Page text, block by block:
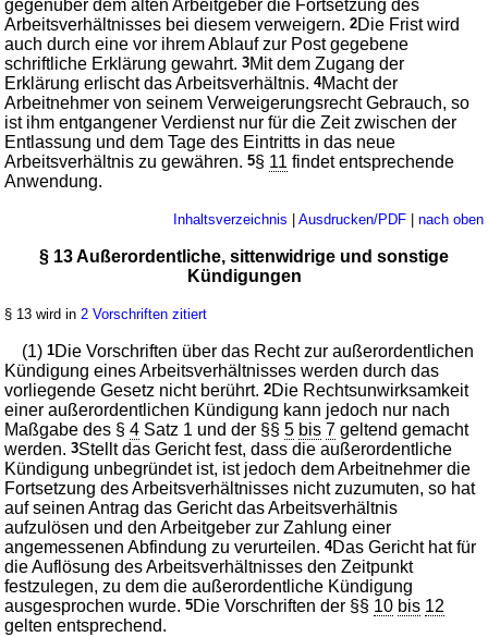
gegenüber dem alten Arbeitgeber die Fortsetzung des
Arbeitsverhältnisses bei diesem verweigern.2Die Frist wird
auch durch eine vor ihrem Ablauf zur Post gegebene
schriftliche Erklärung gewahrt.3Mit dem Zugang der
Erklärung erlischt das Arbeitsverhältnis.4Macht der
Arbeitnehmer von seinem Verweigerungsrecht Gebrauch, so
ist ihm entgangener Verdienst nur für die Zeit zwischen der
Entlassung und dem Tage des Eintritts in das neue
Arbeitsverhältnis zu gewähren.5§ 11 findet entsprechende
Anwendung.
Inhaltsverzeichnis Ausdrucken/PDF| nach oben
§ 13 Außerordentliche, sittenwidrige und sonstige
Kündigungen
§ 13 wird in2 Vorschriften zitiert
(1)1Die Vorschriften über das Recht zur außerordentlichen
Kündigung eines Arbeitsverhältnisses werden durch das
vorliegende Gesetz nicht berührt.2Die Rechtsunwirksamkeit
einer außerordentlichen Kündigung kann jedoch nur nach
Maßgabe des §4 Satz 1 und der §§5 bis 7 geltend gemacht
werden.3Stellt das Gericht fest, dass die außerordentliche
Kündigung unbegründet ist, ist jedoch dem Arbeitnehmer die
Fortsetzung des Arbeitsverhältnisses nicht zuzumuten, so hat
auf seinen Antrag das Gericht das Arbeitsverhältnis
aufzulösen und den Arbeitgeber zur Zahlung einer
angemessenen Abfindung zu verurteilen.4Das Gericht hat für
die Auflösung des Arbeitsverhältnisses den Zeitpunkt
festzulegen, zu dem die außerordentliche Kündigung
ausgesprochen wurde.5Die Vorschriften der §§ 10 bis 12
gelten entsprechend.